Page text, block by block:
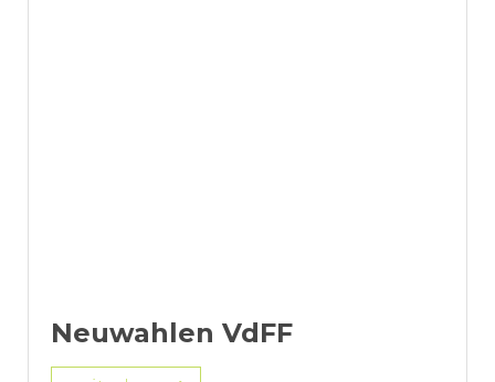
Neuwahlen VdFF